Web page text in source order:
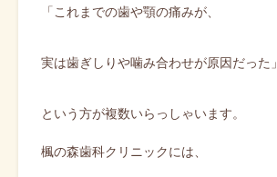
「これまでの歯や顎の痛みが、
実は歯ぎしりや噛み合わせが原因だった」
という方が複数いらっしゃいます。
楓の森歯科クリニックには、